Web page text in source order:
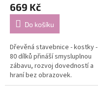
669 Kč
Do košíku
Dřevěná stavebnice - kostky -
80 dílků přináší smysluplnou
zábavu, rozvoj dovedností a
hraní bez obrazovek.